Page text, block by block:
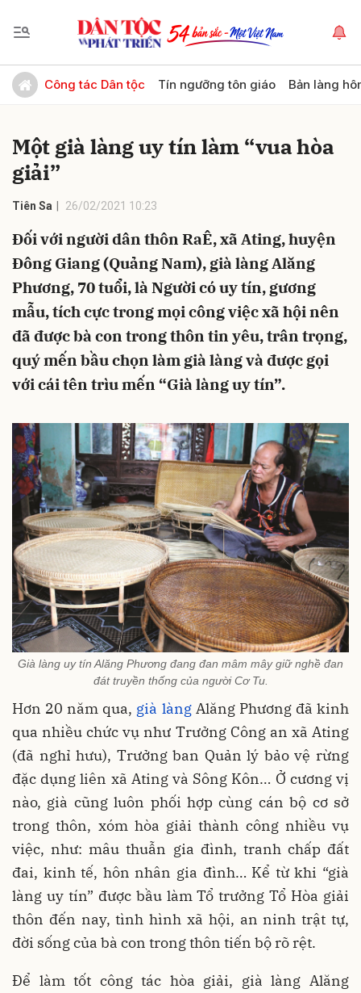
Công tác Dân tộc Tín ngưỡng tôn giáo Bản làng
Một già làng uy tín làm “vua hòa
giải”
Tiên Sa 26/02/2021 10:23
Đối với người dân thôn RaÊ, xã Ating, huyện
Đông Giang (Quảng Nam), già làng Alăng
Phương, 70 tuổi, là Người có uy tín, gương
mẫu, tích cực trong mọi công việc xã hội nên
đã được bà con trong thôn tin yêu, trân trọng,
quý mến bầu chọn làm già làng và được gọi
với cái tên trìu mến “Già làng uy tín”.
Già làng uy tín Alăng Phương đang đan mâm mây giữ nghề đan
đát truyền thống của người Cơ Tu.
Hơn 20 năm qua, già làngAlăng Phương đã kinh
qua nhiều chức vụ như Trưởng Công an xã Ating
(đã nghỉ hưu), Trưởng ban Quản lý bảo vệ rừng
đặc dụng liên xã Ating và Sông Kôn… Ở cương vị
nào, già cũng luôn phối hợp cùng cán bộ cơ sở
trong thôn, xóm hòa giải thành công nhiều vụ
việc, như: mâu thuẫn gia đình, tranh chấp đất
đai, kinh tế, hôn nhân gia đình… Kể từ khi “già
làng uy tín” được bầu làm Tổ trưởng Tổ Hòa giải
thôn đến nay, tình hình xã hội, an ninh trật tự,
đời sống của bà con trong thôn tiến bộ rõ rệt.
Để làm tốt công tác hòa giải, già làng Alăng
Gửi bình luận
Hủy Gửi